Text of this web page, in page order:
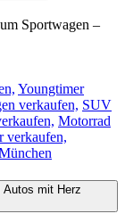
Sportwagen –
Youngtimer
verkaufen, SUV
Motorrad
verkaufen,
mit Herz